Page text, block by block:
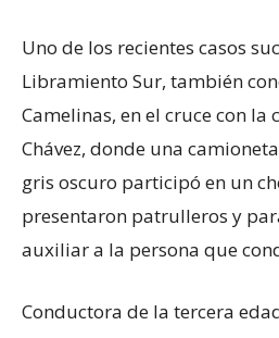
Uno de los recientes casos
Libramiento Sur, también
Camelinas, en el cruce con la
Chávez, donde una
gris oscuro participó en un
presentaron patrulleros y
auxiliar a la persona que
Conductora de la tercera